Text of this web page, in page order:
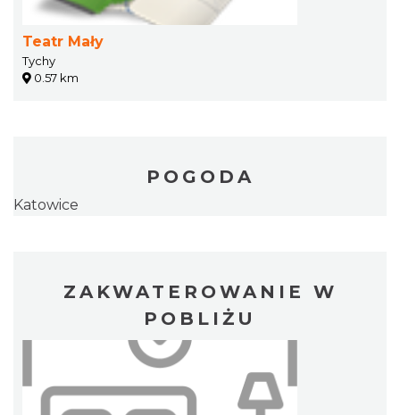
Teatr Mały
Tychy
0.57 km
POGODA
Katowice
ZAKWATEROWANIE W
POBLIŻU